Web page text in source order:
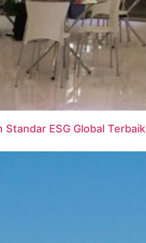
ESG Global Terbaik